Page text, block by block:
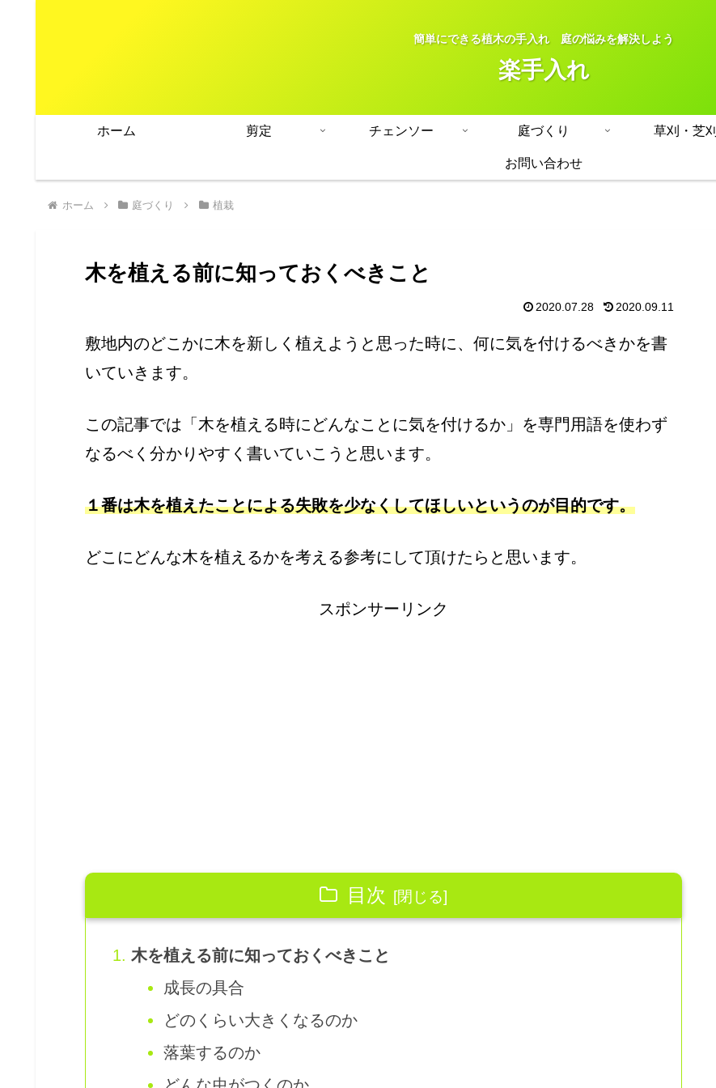
簡単にできる植木の手入れ 庭の悩みを解決しよう
楽手入れ
ホーム 剪定 チェンソー 庭づくり 草刈・芝刈
お問い合わせ
ホーム 庭づくり 植栽
木を植える前に知っておくべきこと
2020.07.28 2020.09.11
敷地内のどこかに木を新しく植えようと思った時に、何に気を付けるべきかを書
いていきます。
この記事では「木を植える時にどんなことに気を付けるか」を専門用語を使わず
なるべく分かりやすく書いていこうと思います。
１番は木を植えたことによる失敗を少なくしてほしいというのが目的です。
どこにどんな木を植えるかを考える参考にして頂けたらと思います。
スポンサーリンク
目次
木を植える前に知っておくべきこと
成長の具合
どのくらい大きくなるのか
落葉するのか